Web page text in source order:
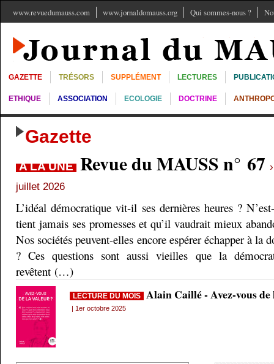
www.revuedumauss.com www.jornaldomauss.org Qui sommes-nous ?
GAZETTE TRÉSORS SUPPLÉMENT LECTURES
ETHIQUE ASSOCIATION ECOLOGIE DOCTRINE
Gazette
A LA UNE Revue du MAUSS n° 67
juillet 2026
L’idéal démocratique vit-il ses dernières heures ?
tient jamais ses promesses et qu’il vaudrait mieux
Nos sociétés peuvent-elles encore espérer échapper à la
? Ces questions sont aussi vieilles que la
revêtent (…)
LECTURE DU MOIS Alain Caillé - Avez-vous
| 1er octobre 2025